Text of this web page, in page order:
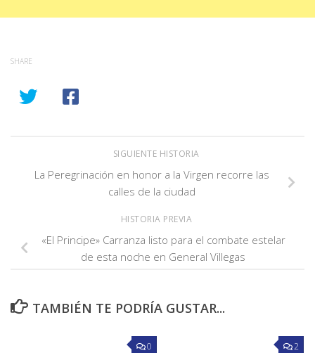
SHARE
SIGUIENTE HISTORIA
La Peregrinación en honor a la Virgen recorre las
calles de la ciudad
HISTORIA PREVIA
«El Principe» Carranza listo para el combate estelar
de esta noche en General Villegas
TAMBIÉN TE PODRÍA GUSTAR...
0 2